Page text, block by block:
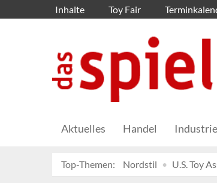
Inhalte Toy Fair
Aktuelles Handel Industrie
Top-Themen: Nordstil U.S. Toy